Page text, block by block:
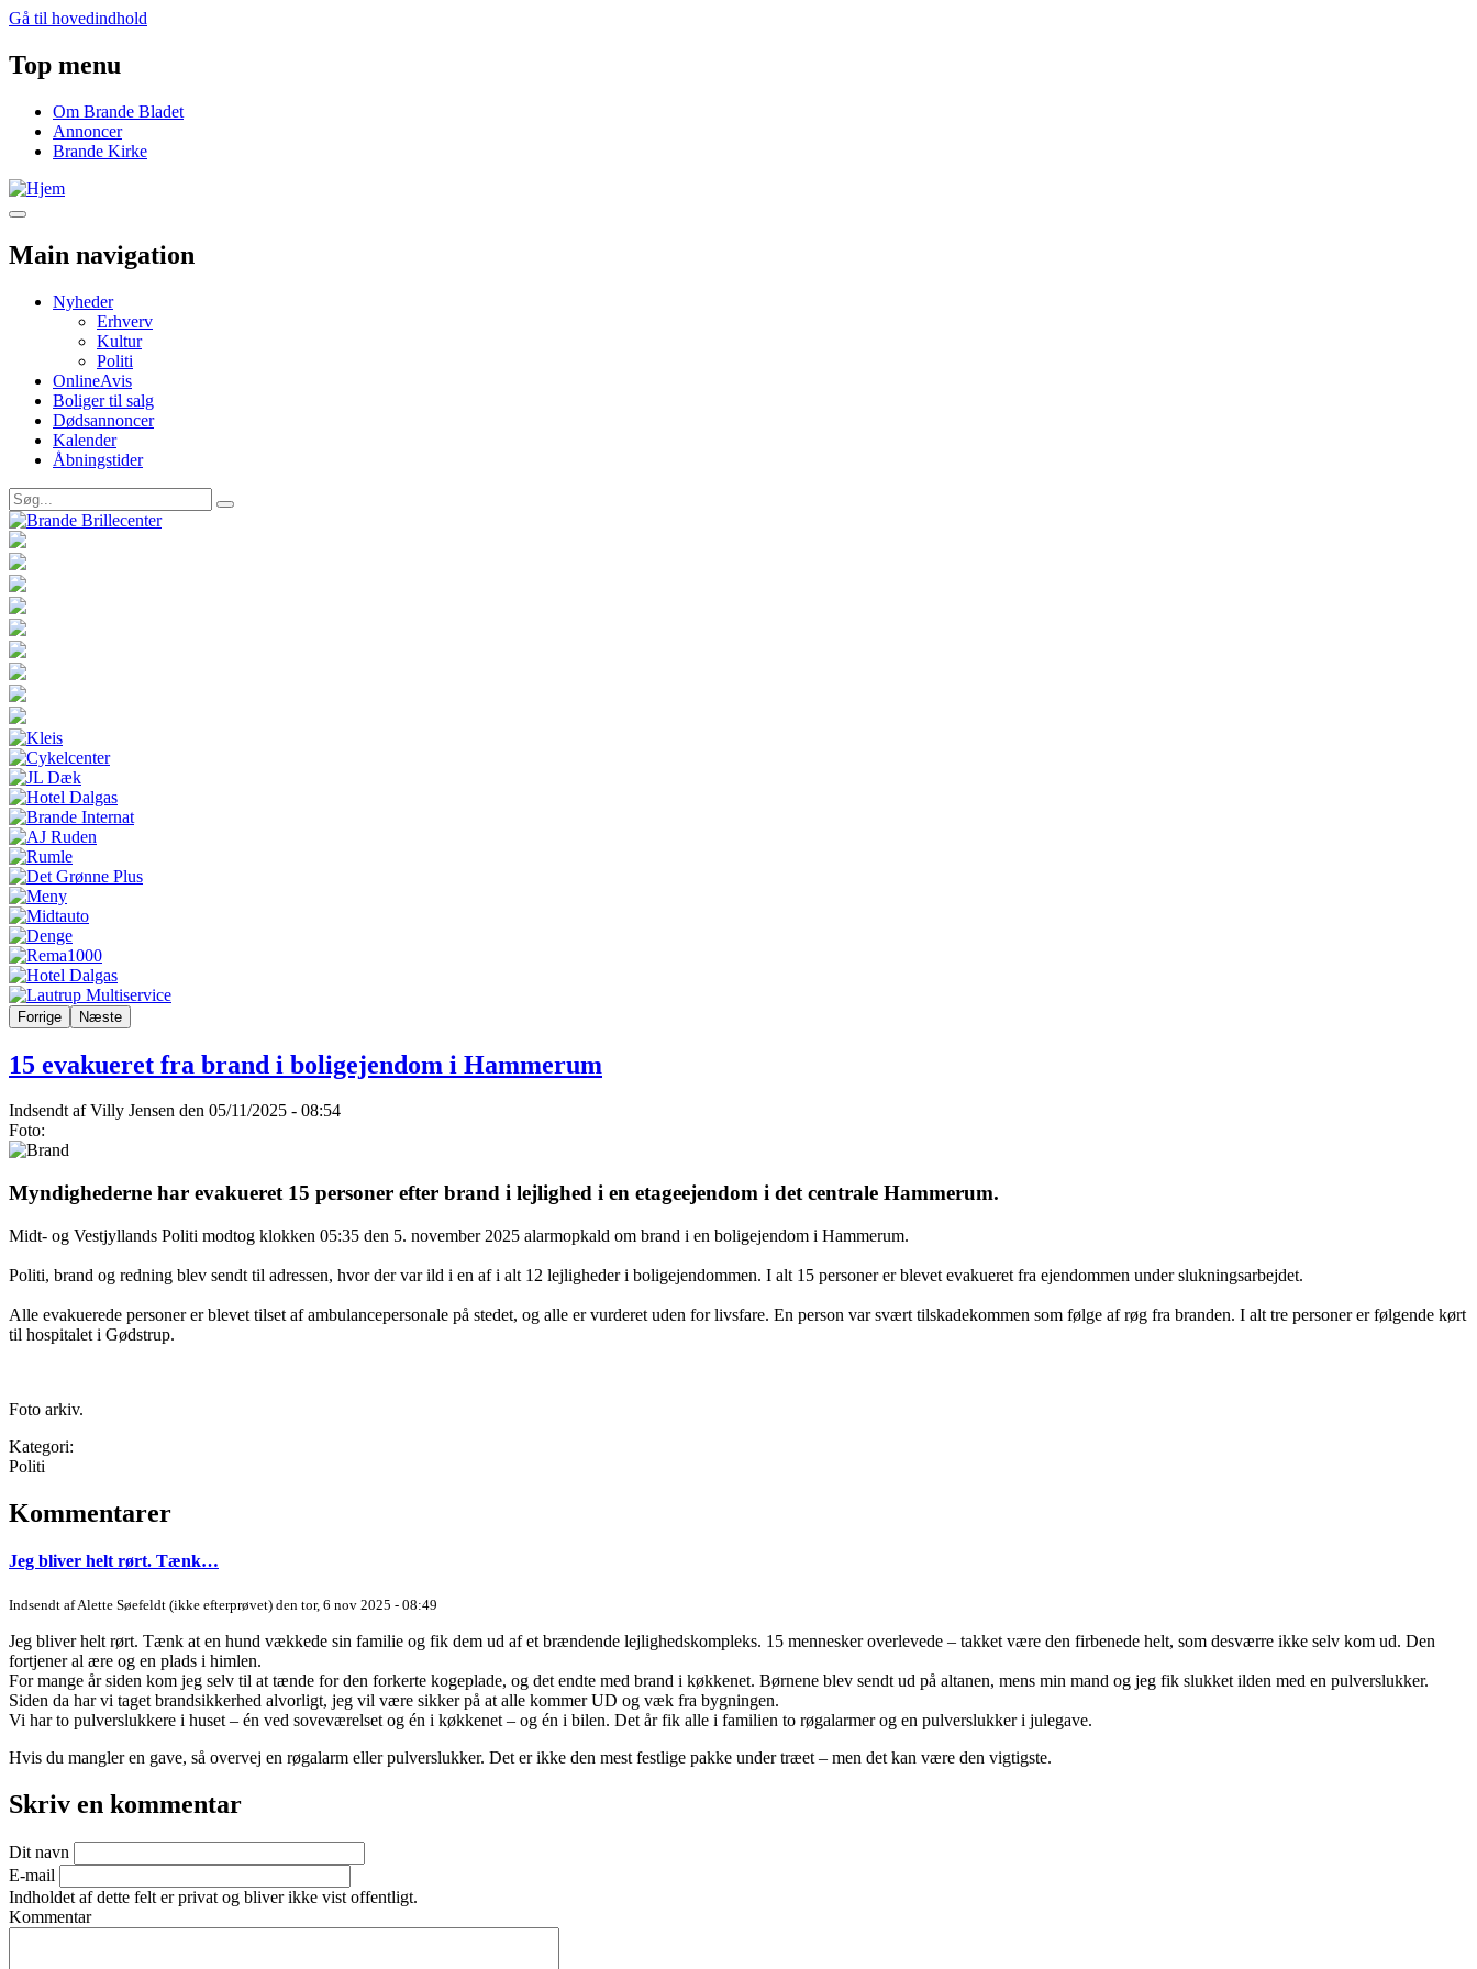
Gå til hovedindhold
Top menu
Om Brande Bladet
Annoncer
Brande Kirke
Main navigation
Nyheder
Erhverv
Kultur
Politi
OnlineAvis
Boliger til salg
Dødsannoncer
Kalender
Åbningstider
Forrige Næste
15 evakueret fra brand i boligejendom i Hammerum
Indsendt afVilly Jensen den 05/11/2025 - 08:54
Foto:
Myndighederne har evakueret 15 personer efter brand i lejlighed i en etageejendom i det centrale Hammerum.
Midt- og Vestjyllands Politi modtog klokken 05:35 den 5. november 2025 alarmopkald om brand i en boligejendom i Hammerum.
Politi, brand og redning blev sendt til adressen, hvor der var ild i en af i alt 12 lejligheder i boligejendommen. I alt 15 personer er blevet evakueret fra ejendommen under slukningsarbejdet.
Alle evakuerede personer er blevet tilset af ambulancepersonale på stedet, og alle er vurderet uden for livsfare. En person var svært tilskadekommen som følge af røg fra branden. I alt tre personer er følgende kørt
til hospitalet i Gødstrup.
Foto arkiv.
Kategori:
Politi
Kommentarer
Jeg bliver helt rørt. Tænk…
Indsendt afAlette Søefeldt (ikke efterprøvet) den tor, 6 nov 2025 - 08:49
Jeg bliver helt rørt. Tænk at en hund vækkede sin familie og fik dem ud af et brændende lejlighedskompleks. 15 mennesker overlevede – takket være den firbenede helt, som desværre ikke selv kom ud. Den
fortjener al ære og en plads i himlen.
For mange år siden kom jeg selv til at tænde for den forkerte kogeplade, og det endte med brand i køkkenet. Børnene blev sendt ud på altanen, mens min mand og jeg fik slukket ilden med en pulverslukker.
Siden da har vi taget brandsikkerhed alvorligt, jeg vil være sikker på at alle kommer UD og væk fra bygningen.
Vi har to pulverslukkere i huset – én ved soveværelset og én i køkkenet – og én i bilen. Det år fik alle i familien to røgalarmer og en pulverslukker i julegave.
Hvis du mangler en gave, så overvej en røgalarm eller pulverslukker. Det er ikke den mest festlige pakke under træet – men det kan være den vigtigste.
Skriv en kommentar
Dit navn
E-mail
Indholdet af dette felt er privat og bliver ikke vist offentligt.
Kommentar